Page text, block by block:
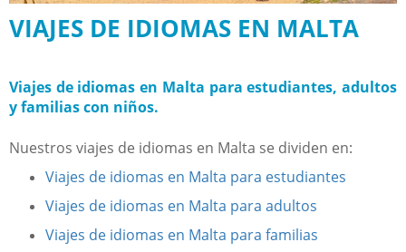
VIAJES DE IDIOMAS EN MALTA
Viajes de idiomas en Malta para estudiantes, adultos
y familias con niños.
Nuestros viajes de idiomas en Malta se dividen en:
Viajes de idiomas en Malta para estudiantes
Viajes de idiomas en Malta para adultos
Viajes de idiomas en Malta para familias